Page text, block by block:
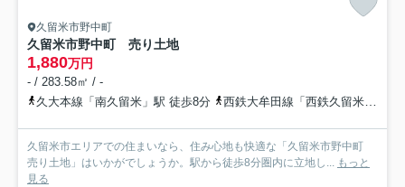
久留米市野中町
久留米市野中町 売り土地
1,880万円
- / 283.58㎡ / -
久大本線「南久留米」駅 徒歩8分
西鉄大牟田線「西鉄久留米」駅 徒歩25分
久留米市エリアでの住まいなら、住み心地も快適な「久留米市野中町
売り土地」はいかがでしょうか。駅から徒歩8分圏内に立地し... もっと
見る